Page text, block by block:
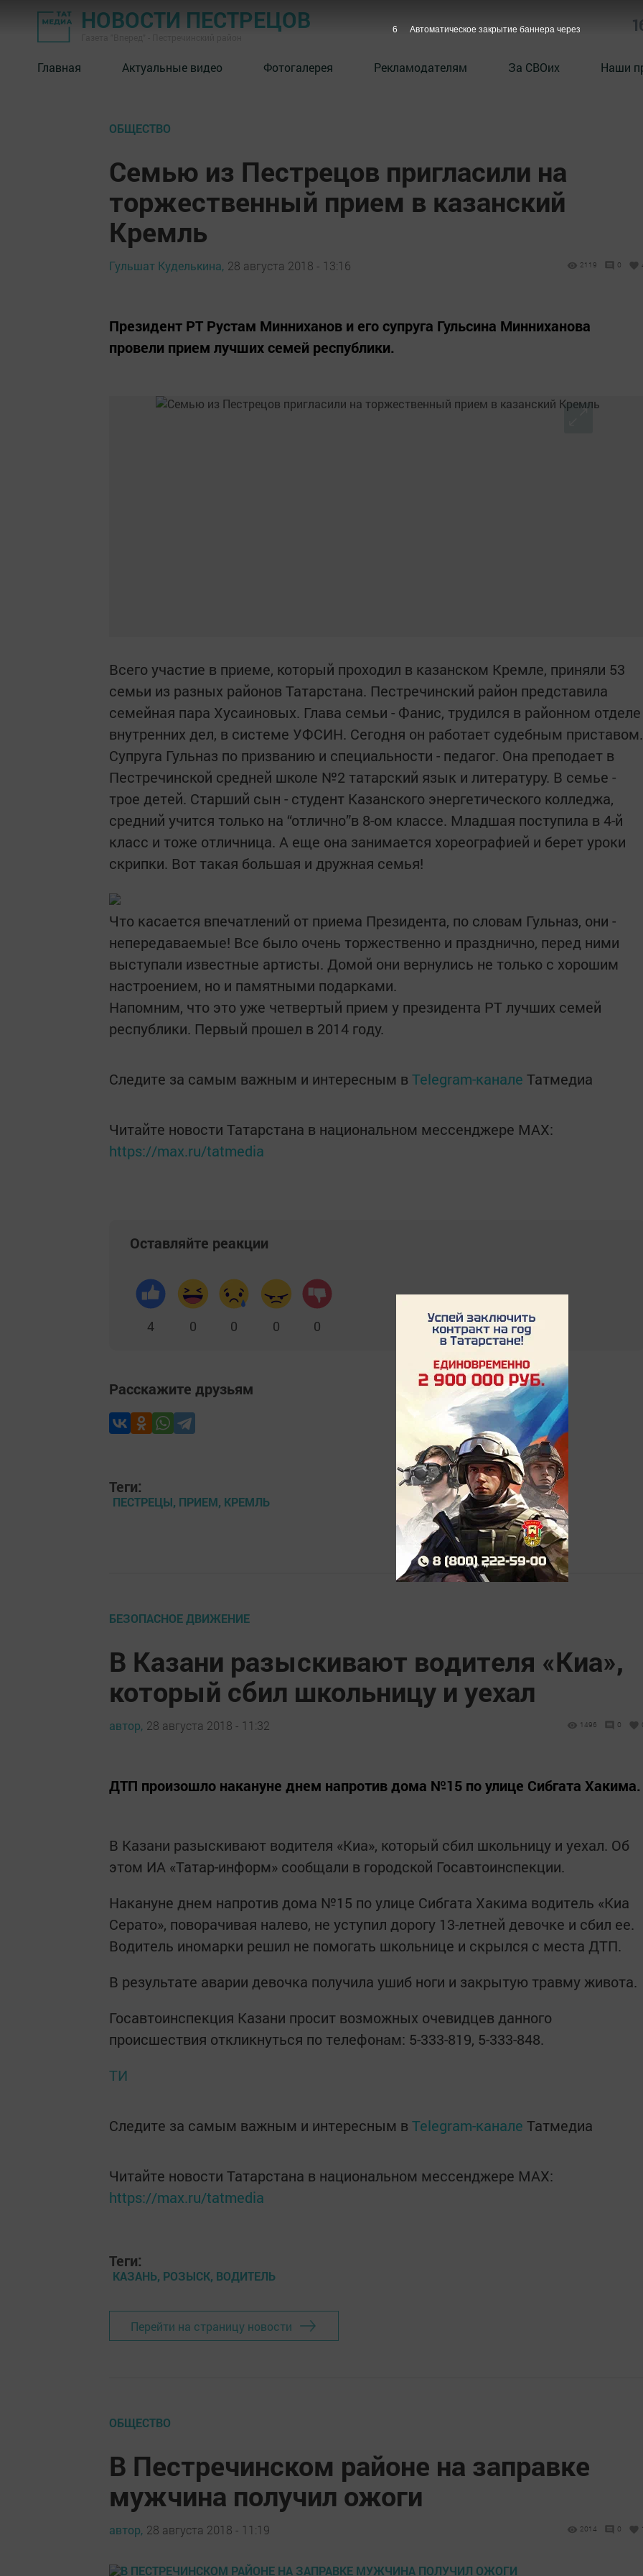
НОВОСТИ ПЕСТРЕЦОВ
Главная Актуальные видео Фотогалерея Рекламодателям За СВОих Наши
ОБЩЕСТВО
Семью из Пестрецов пригласили на
торжественный прием в казанский
Кремль
Гульшат Куделькина, 28 августа 2018 - 13:16 2119 0
Президент РТ Рустам Минниханов и его супруга Гульсина Минниханова
провели прием лучших семей республики.
Всего участие в приеме, который проходил в казанском Кремле, приняли 53
семьи из разных районов Татарстана. Пестречинский район представила
семейная пара Хусаиновых. Глава семьи - Фанис, трудился в районном отделе
внутренних дел, в системе УФСИН. Сегодня он работает судебным приставом.
Супруга Гульназ по призванию и специальности - педагог. Она преподает в
Пестречинской средней школе №2 татарский язык и литературу. В семье -
трое детей. Старший сын - студент Казанского энергетического колледжа,
средний учится только на “отлично”в 8-ом классе. Младшая поступила в 4-й
класс и тоже отличница. А еще она занимается хореографией и берет уроки
скрипки. Вот такая большая и дружная семья!
Что касается впечатлений от приема Президента, по словам Гульназ, они -
непередаваемые! Все было очень торжественно и празднично, перед ними
выступали известные артисты. Домой они вернулись не только с хорошим
настроением, но и памятными подарками.
Напомним, что это уже четвертый прием у президента РТ лучших семей
республики. Первый прошел в 2014 году.
Следите за самым важным и интересным в Telegram-канале Татмедиа
Читайте новости Татарстана в национальном мессенджере MАХ:
https://max.ru/tatmedia
Оставляйте реакции
4 0 0 0 0
Расскажите друзьям
Теги:
ПЕСТРЕЦЫ, ПРИЕМ, КРЕМЛЬ
БЕЗОПАСНОЕ ДВИЖЕНИЕ
В Казани разыскивают водителя «Киа»,
который сбил школьницу и уехал
автор, 28 августа 2018 - 11:32 1496 0
ДТП произошло накануне днем напротив дома №15 по улице Сибгата Хакима.
В Казани разыскивают водителя «Киа», который сбил школьницу и уехал. Об
этом ИА «Татар-информ» сообщали в городской Госавтоинспекции.
Накануне днем напротив дома №15 по улице Сибгата Хакима водитель «Киа
Серато», поворачивая налево, не уступил дорогу 13-летней девочке и сбил ее.
Водитель иномарки решил не помогать школьнице и скрылся с места ДТП.
В результате аварии девочка получила ушиб ноги и закрытую травму живота.
Госавтоинспекция Казани просит возможных очевидцев данного
происшествия откликнуться по телефонам: 5-333-819, 5-333-848.
ТИ
Следите за самым важным и интересным в Telegram-канале Татмедиа
Читайте новости Татарстана в национальном мессенджере MАХ:
https://max.ru/tatmedia
Теги:
КАЗАНЬ, РОЗЫСК, ВОДИТЕЛЬ
Перейти на страницу новости
ОБЩЕСТВО
В Пестречинском районе на заправке
мужчина получил ожоги
автор, 28 августа 2018 - 11:19 2014 0
5 Автоматическое закрытие баннера через